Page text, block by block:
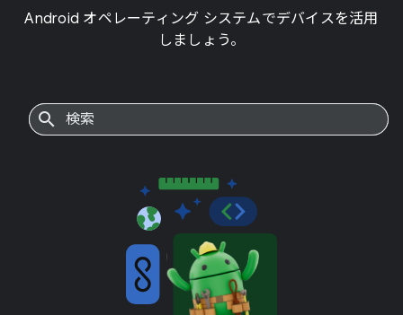
Android オペレーティング システムでデバイスを活用
しましょう。